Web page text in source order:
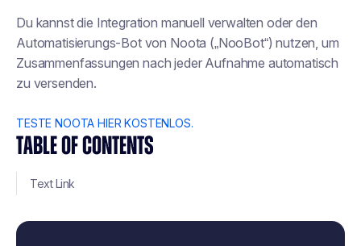
TABLE OF CONTENTS
Text Link
Du kannst die Integration manuell verwalten oder den
Automatisierungs-Bot von Noota („NooBot“) nutzen, um
Zusammenfassungen nach jeder Aufnahme automatisch
zu versenden.
TESTE NOOTA HIER KOSTENLOS.